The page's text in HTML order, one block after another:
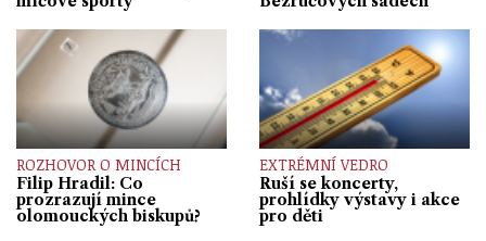
ROZHOVOR O MINCÍCH
Filip Hradil: Co
prozrazují mince
olomouckých biskupů?
EXTRÉMNÍ VEDRO
Ruší se koncerty,
prohlídky výstavy i akce
pro děti